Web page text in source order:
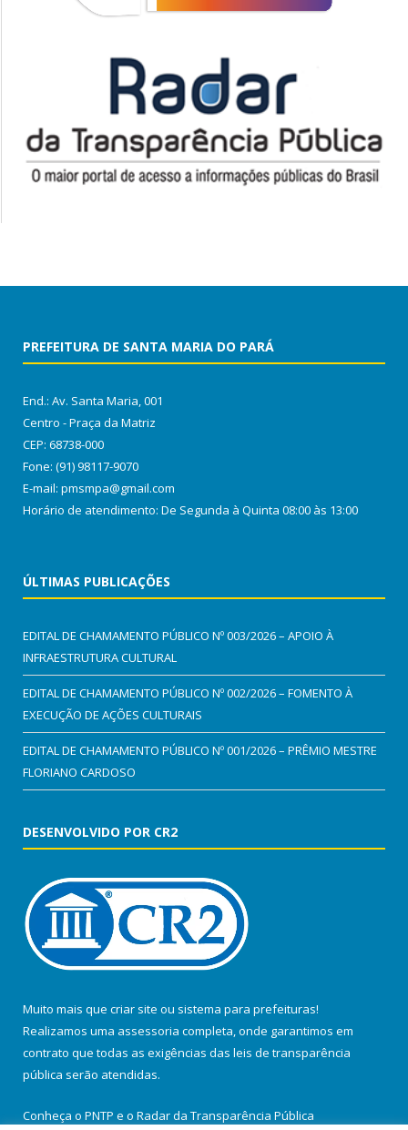
PREFEITURA DE SANTA MARIA DO PARÁ
End.: Av. Santa Maria, 001
Centro - Praça da Matriz
CEP: 68738-000
Fone: (91) 98117-9070
E-mail: pmsmpa@gmail.com
Horário de atendimento: De Segunda à Quinta 08:00 às 13:00
ÚLTIMAS PUBLICAÇÕES
EDITAL DE CHAMAMENTO PÚBLICO Nº 003/2026 – APOIO À
INFRAESTRUTURA CULTURAL
EDITAL DE CHAMAMENTO PÚBLICO Nº 002/2026 – FOMENTO À
EXECUÇÃO DE AÇÕES CULTURAIS
EDITAL DE CHAMAMENTO PÚBLICO Nº 001/2026 – PRÊMIO MESTRE
FLORIANO CARDOSO
DESENVOLVIDO POR CR2
Muito mais que criar site ou sistema para prefeituras!
Realizamos uma assessoria completa, onde garantimos em
contrato que todas as exigências das leis de transparência
pública serão atendidas.
Conheça o PNTP e o Radar da Transparência Pública